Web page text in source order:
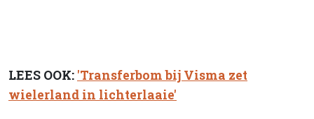
LEES OOK: 'Transferbom bij Visma zet
wielerland in lichterlaaie'